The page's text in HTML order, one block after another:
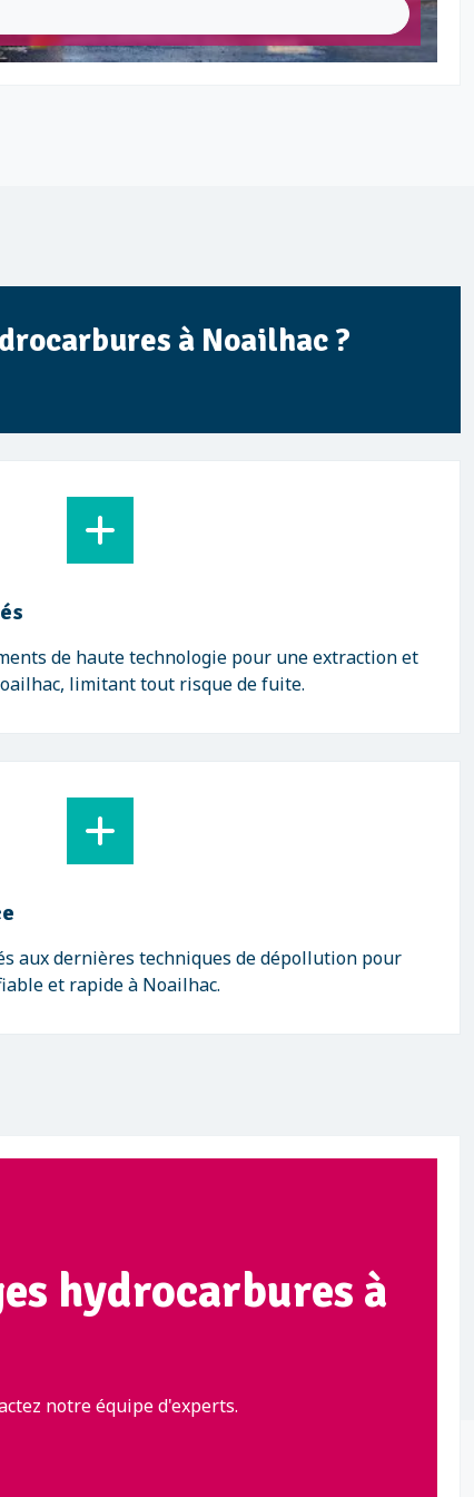
à Noailhac ?
de haute technologie pour une extraction et
limitant tout risque de fuite.
aux dernières techniques de dépollution pour
et rapide à Noailhac.
hydrocarbures à
notre équipe d'experts.